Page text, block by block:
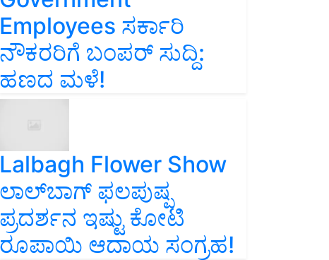
Employees ಸರ್ಕಾರಿ
ನೌಕರರಿಗೆ ಬಂಪರ್‌ ಸುದ್ದಿ:
ಹಣದ ಮಳೆ!
Lalbagh Flower Show
ಲಾಲ್‌ಬಾಗ್ ಫಲಪುಷ್ಪ
ಪ್ರದರ್ಶನ ಇಷ್ಟು ಕೋಟಿ
ರೂಪಾಯಿ ಆದಾಯ ಸಂಗ್ರಹ!